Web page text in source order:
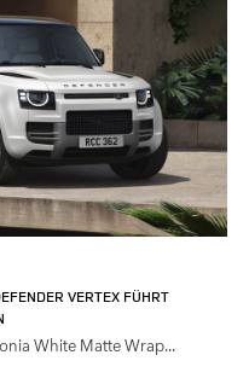
VERTEX FÜHRT
White Matte Wrap...